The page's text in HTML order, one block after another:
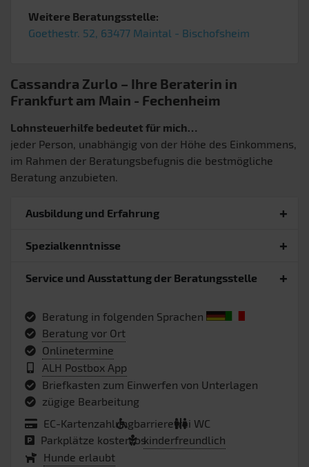
Weitere Beratungsstelle:
Goethestr. 52, 63477 Maintal - Bischofsheim
Cassandra Zurlo – Ihre Beraterin in
Frankfurt am Main - Fechenheim
Lohnsteuerhilfe bedeutet für mich…
jeder Person, unabhängig von der Höhe des Einkommens,
im Rahmen der Beratungsbefugnis die bestmögliche
Beratung anzubieten.
Ausbildung und Erfahrung
Spezialkenntnisse
Service und Ausstattung der Beratungsstelle
Beratung in folgenden Sprachen
Beratung vor Ort
Onlinetermine
ALH Postbox App
Briefkasten zum Einwerfen von Unterlagen
zügige Bearbeitung
EC-Kartenzahlungbarrierefrei WC
Parkplätze kostenloskinderfreundlich
Hunde erlaubt